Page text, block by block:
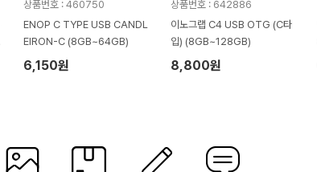
상품번호 : 460750
ENOP C TYPE USB CANDL
EIRON-C (8GB~64GB)
6,150원
상품번호 : 642886
이노그랩 C4 USB OTG (C타
입) (8GB~128GB)
8,800원